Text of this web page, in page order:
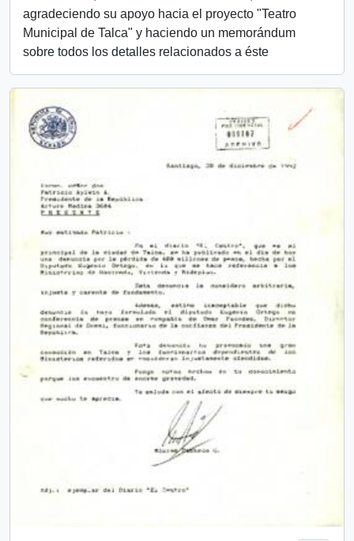
agradeciendo su apoyo hacia el proyecto "Teatro
Municipal de Talca" y haciendo un memorándum
sobre todos los detalles relacionados a éste